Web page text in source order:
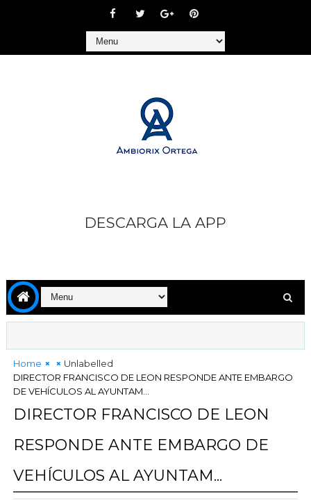
DESCARGA LA APP
Home
Unlabelled
DIRECTOR FRANCISCO DE LEON RESPONDE ANTE EMBARGO
DE VEHÍCULOS AL AYUNTAM...
DIRECTOR FRANCISCO DE LEON
RESPONDE ANTE EMBARGO DE
VEHÍCULOS AL AYUNTAM...